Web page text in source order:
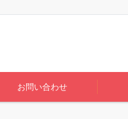
お問い合わせ